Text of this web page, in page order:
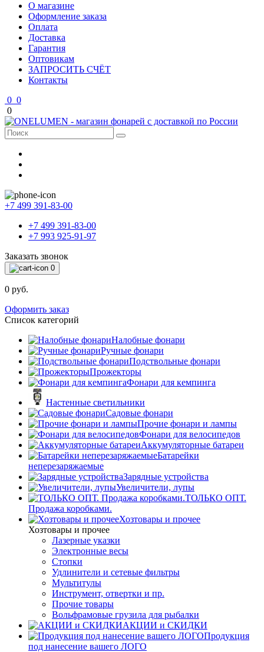
О магазине
Оформление заказа
Оплата
Доставка
Гарантия
Оптовикам
ЗАПРОСИТЬ СЧЁТ
Контакты
0 0
0
+7 499 391-83-00
+7 499 391-83-00
+7 993 925-91-97
Заказать звонок
0
0 руб.
Оформить заказ
Список категорий
Налобные фонари
Ручные фонари
Подствольные фонари
Прожекторы
Фонари для кемпинга
Настенные светильники
Садовые фонари
Прочие фонари и лампы
Фонари для велосипедов
Аккумуляторные батареи
Батарейки
неперезаряжаемые
Зарядные устройства
Увеличители, лупы
ТОЛЬКО ОПТ.
Продажа коробками.
Хозтовары и прочее
Хозтовары и прочее
Лазерные указки
Электронные весы
Стопки
Удлинители и сетевые фильтры
Мультитулы
Инструмент, отвертки и пр.
Прочие товары
Вольфрамовые грузила для рыбалки
АКЦИИ и СКИДКИ
Продукция
под нанесение вашего ЛОГО